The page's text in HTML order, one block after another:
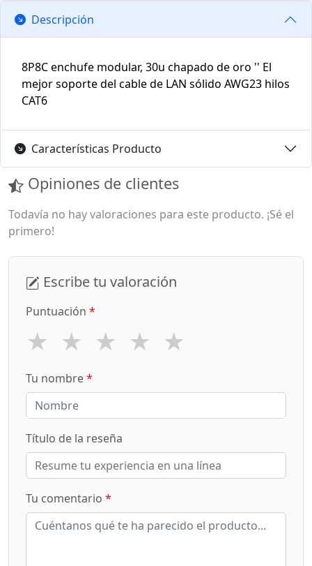
Descripción
8P8C enchufe modular, 30u chapado de oro '' El
mejor soporte del cable de LAN sólido AWG23 hilos
CAT6
Características Producto
Opiniones de clientes
Todavía no hay valoraciones para este producto. ¡Sé el
primero!
Escribe tu valoración
Puntuación *
★ ★ ★ ★ ★
Tu nombre*
Título de la reseña
Tu comentario *